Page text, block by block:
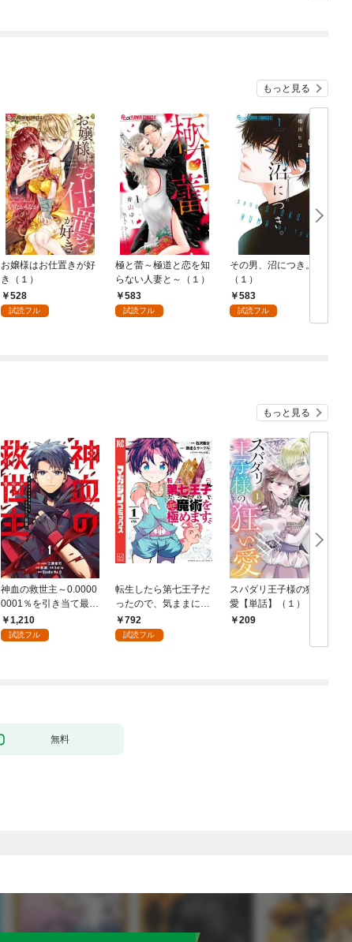
もっと見る
お嬢様はお仕置きが好
き（１）
528
試読フル
極と蕾～極道と恋を知
らない人妻と～（１）
583
試読フル
その男、沼につき。
（１）
583
試読フル
もっと見る
神血の救世主～0.0000
0001％を引き当て最強
へ～【電子書籍特典
付】（１）
1,210
試読フル
転生したら第七王子だ
ったので、気ままに魔
術を極めます（１）
792
試読フル
スパダリ王子様の狂い
愛【単話】（１）
209
無料